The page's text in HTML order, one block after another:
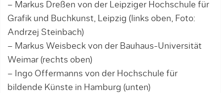
– Markus Dreßen von der Leipziger Hochschule für
Grafik und Buchkunst, Leipzig (links oben, Foto:
Andrzej Steinbach)
– Markus Weisbeck von der Bauhaus-Universität
Weimar (rechts oben)
– Ingo Offermanns von der Hochschule für
bildende Künste in Hamburg (unten)